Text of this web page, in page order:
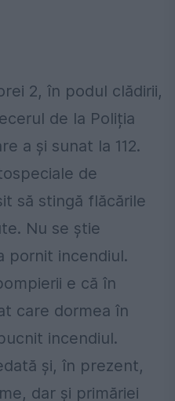
2, în podul clădirii,
de la Poliția
a și sunat la 112.
de
să stingă flăcările
Nu se știe
pornit incendiul.
e că în
care dormea în
incendiul.
și, în prezent,
dar și primăriei